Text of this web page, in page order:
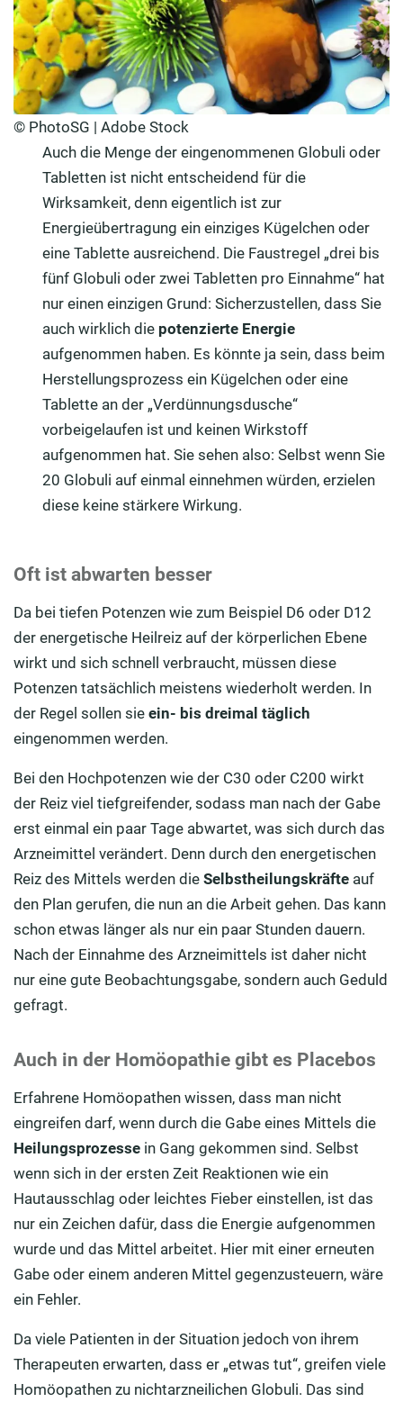
© PhotoSG | Adobe Stock
Auch die Menge der eingenommenen Globuli oder
Tabletten ist nicht entscheidend für die
Wirksamkeit, denn eigentlich ist zur
Energieübertragung ein einziges Kügelchen oder
eine Tablette ausreichend. Die Faustregel „drei bis
fünf Globuli oder zwei Tabletten pro Einnahme“ hat
nur einen einzigen Grund: Sicherzustellen, dass Sie
auch wirklich die potenzierte Energie
aufgenommen haben. Es könnte ja sein, dass beim
Herstellungsprozess ein Kügelchen oder eine
Tablette an der „Verdünnungsdusche“
vorbeigelaufen ist und keinen Wirkstoff
aufgenommen hat. Sie sehen also: Selbst wenn Sie
20 Globuli auf einmal einnehmen würden, erzielen
diese keine stärkere Wirkung.
Oft ist abwarten besser
Da bei tiefen Potenzen wie zum Beispiel D6 oder D12
der energetische Heilreiz auf der körperlichen Ebene
wirkt und sich schnell verbraucht, müssen diese
Potenzen tatsächlich meistens wiederholt werden. In
der Regel sollen sie ein- bis dreimal täglich
eingenommen werden.
Bei den Hochpotenzen wie der C30 oder C200 wirkt
der Reiz viel tiefgreifender, sodass man nach der Gabe
erst einmal ein paar Tage abwartet, was sich durch das
Arzneimittel verändert. Denn durch den energetischen
Reiz des Mittels werden die Selbstheilungskräfte auf
den Plan gerufen, die nun an die Arbeit gehen. Das kann
schon etwas länger als nur ein paar Stunden dauern.
Nach der Einnahme des Arzneimittels ist daher nicht
nur eine gute Beobachtungsgabe, sondern auch Geduld
gefragt.
Auch in der Homöopathie gibt es Placebos
Erfahrene Homöopathen wissen, dass man nicht
eingreifen darf, wenn durch die Gabe eines Mittels die
Heilungsprozesse in Gang gekommen sind. Selbst
wenn sich in der ersten Zeit Reaktionen wie ein
Hautausschlag oder leichtes Fieber einstellen, ist das
nur ein Zeichen dafür, dass die Energie aufgenommen
wurde und das Mittel arbeitet. Hier mit einer erneuten
Gabe oder einem anderen Mittel gegenzusteuern, wäre
ein Fehler.
Da viele Patienten in der Situation jedoch von ihrem
Therapeuten erwarten, dass er „etwas tut“, greifen viele
Homöopathen zu nichtarzneilichen Globuli. Das sind